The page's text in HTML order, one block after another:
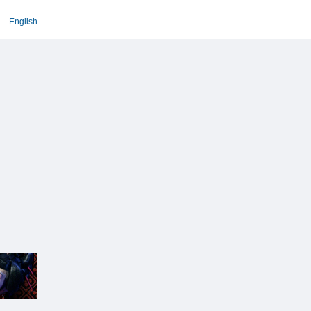
English